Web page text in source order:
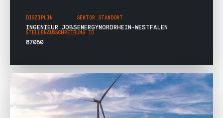
DISZIPLIN
INGENIEUR JOBS
SEKTOR
ENERGY
STANDORT
NORDRHEIN-WESTFALEN
STELLENAUSSCHREIBUNG ID
87080